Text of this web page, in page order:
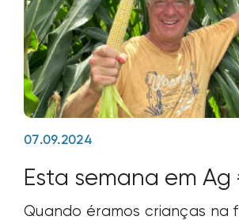
07.09.2024
Esta semana em Ag
Quando éramos crianças na